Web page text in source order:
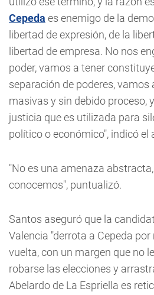
Cepeda es enemigo de la
libertad de expresión, de la
libertad de empresa. No nos
poder, vamos a tener
separación de poderes, vamos
masivas y sin debido proceso,
justicia que es utilizada para
político o económico", indicó el
"No es una amenaza
conocemos", puntualizó.
Santos aseguró que la
Valencia "derrota a Cepeda
vuelta, con un margen que no
robarse las elecciones y
Abelardo de La Espriella es